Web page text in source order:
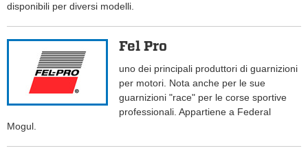
disponibili per diversi modelli.
Fel Pro
uno dei principali produttori di guarnizioni
per motori. Nota anche per le sue
guarnizioni "race" per le corse sportive
professionali. Appartiene a Federal
Mogul.